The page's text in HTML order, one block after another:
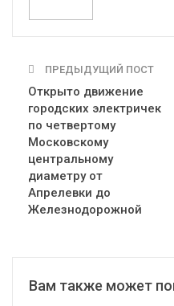
ПРЕДЫДУЩИЙ ПОСТ
Открыто движение
городских электричек
по четвертому
Московскому
центральному
диаметру от
Апрелевки до
Железнодорожной
Вам также может